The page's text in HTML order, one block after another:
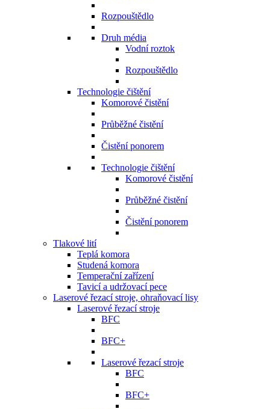
Rozpouštědlo
Druh média
Vodní roztok
Rozpouštědlo
Technologie čištění
Komorové čistění
Průběžné čistění
Čistění ponorem
Technologie čištění
Komorové čistění
Průběžné čistění
Čistění ponorem
Tlakové lití
Teplá komora
Studená komora
Temperační zařízení
Tavicí a udržovací pece
Laserové řezací stroje, ohraňovací lisy
Laserové řezací stroje
BFC
BFC+
Laserové řezací stroje
BFC
BFC+